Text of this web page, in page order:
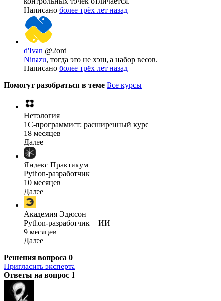
Написано более трёх лет назад
d'Ivan @2ord
Ninazu, тогда это не хэш, а набор весов.
Написано более трёх лет назад
Помогут разобраться в теме Все курсы
Нетология
1C-программист: расширенный курс
18 месяцев
Далее
Яндекс Практикум
Python-разработчик
10 месяцев
Далее
Академия Эдюсон
Python-разработчик + ИИ
9 месяцев
Далее
Решения вопроса 0
Пригласить эксперта
Ответы на вопрос 1